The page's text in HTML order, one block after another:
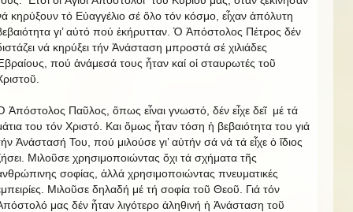
κηρύξουν τό Εὐαγγέλιο σέ ὅλο τόν κόσμο, εἶχαν ἀπόλυτη
γι’ αὐτό πού ἐκήρυτταν. Ὁ Ἀπόστολος Πέτρος δέν
νά κηρύξει τήν Ἀνάσταση μπροστά σέ χιλιάδες
πού ἀνάμεσά τους ἦταν καί οἱ σταυρωτές τοῦ
Ἀπόστολος Παῦλος, ὅπως εἶναι γνωστό, δέν εἶχε δεῖ μέ τά
του τόν Χριστό. Και ὅμως ἦταν τόση ἡ βεβαιότητα του γιά
Ἀνάστασή Του, πού μιλούσε γι’ αὐτήν σά νά τά εἶχε ὁ ἴδιος
Μιλοῦσε χρησιμοποιώντας ὄχι τά σχήματα τῆς
σοφίας, ἀλλά χρησιμοποιώντας πνευματικές
Μιλοῦσε δηλαδή μέ τή σοφία τοῦ Θεοῦ. Γιά τόν
μας δέν ἦταν λιγότερο ἀληθινή ἡ Ἀνάσταση τοῦ